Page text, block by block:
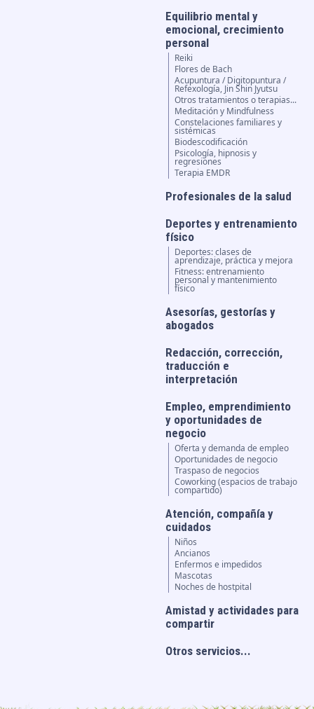
Equilibrio mental y
emocional, crecimiento
personal
Reiki
Flores de Bach
Acupuntura / Digitopuntura /
Refexología, Jin Shin Jyutsu
Otros tratamientos o terapias...
Meditación y Mindfulness
Constelaciones familiares y
sistémicas
Biodescodificación
Psicología, hipnosis y
regresiones
Terapia EMDR
Profesionales de la salud
Deportes y entrenamiento
físico
Deportes: clases de
aprendizaje, práctica y mejora
Fitness: entrenamiento
personal y mantenimiento
físico
Asesorías, gestorías y
abogados
Redacción, corrección,
traducción e
interpretación
Empleo, emprendimiento
y oportunidades de
negocio
Oferta y demanda de empleo
Oportunidades de negocio
Traspaso de negocios
Coworking (espacios de trabajo
compartido)
Atención, compañía y
cuidados
Niños
Ancianos
Enfermos e impedidos
Mascotas
Noches de hostpital
Amistad y actividades para
compartir
Otros servicios...